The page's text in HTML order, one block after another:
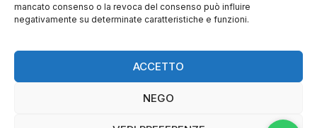
mancato consenso o la revoca del consenso può influire
negativamente su determinate caratteristiche e funzioni.
ACCETTO
NEGO
CI TROVI ANCHE SU: